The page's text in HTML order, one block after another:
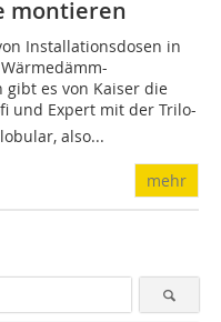
montieren
Installationsdosen in
gibt es von Kaiser die
und Expert mit der Trilo-
also...
mehr